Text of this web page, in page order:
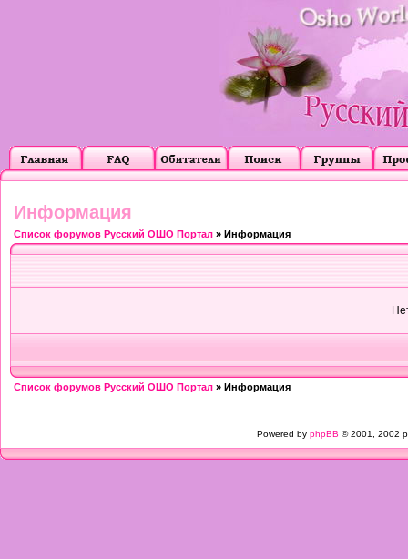
Информация
Список форумов Русский ОШО Портал » Информация
Список форумов Русский ОШО Портал » Информация
Powered by phpBB © 2001, 2002